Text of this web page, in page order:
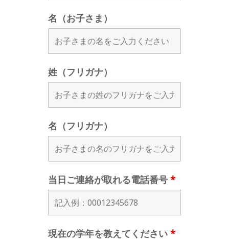
名（お子さま）
姓（フリガナ）
名（フリガナ）
当日ご連絡が取れる電話番号 *
現在の学年を教えてください *